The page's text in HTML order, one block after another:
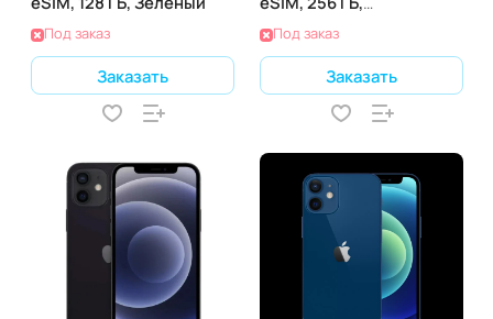
Под заказ
Заказать
(PRODUCT)RED
Под заказ
Заказать